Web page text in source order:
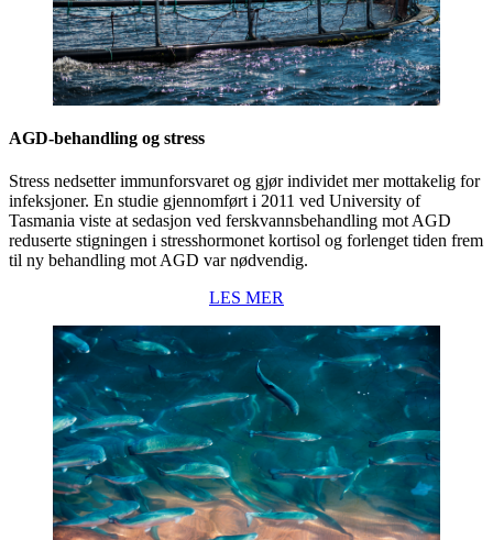
AGD-behandling og stress
Stress nedsetter immunforsvaret og gjør individet mer mottakelig for
infeksjoner. En studie gjennomført i 2011 ved University of
Tasmania viste at sedasjon ved ferskvannsbehandling mot AGD
reduserte stigningen i stresshormonet kortisol og forlenget tiden frem
til ny behandling mot AGD var nødvendig.
LES MER